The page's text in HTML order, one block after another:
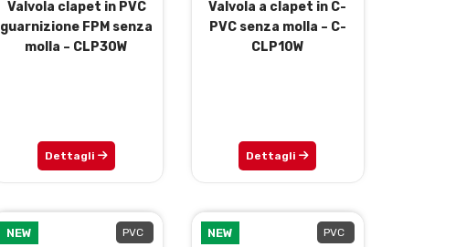
Valvola clapet in PVC
guarnizione FPM senza
molla – CLP30W
Dettagli
Valvola a clapet in C-
PVC senza molla – C-
CLP10W
Dettagli
NEW PVC NEW PVC